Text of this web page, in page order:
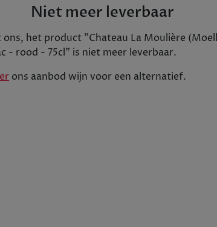
sappige kersen. De afdronk is pittig maar
Maar ook een perfecte combinatie met
€ 8,75
Tijdelijk uitverkocht
Niet meer leverbaar
ons, het product "Chateau La Moulière
- rood - 75cl" is niet meer leverbaar.
ons aanbod wijn voor een alternatief.